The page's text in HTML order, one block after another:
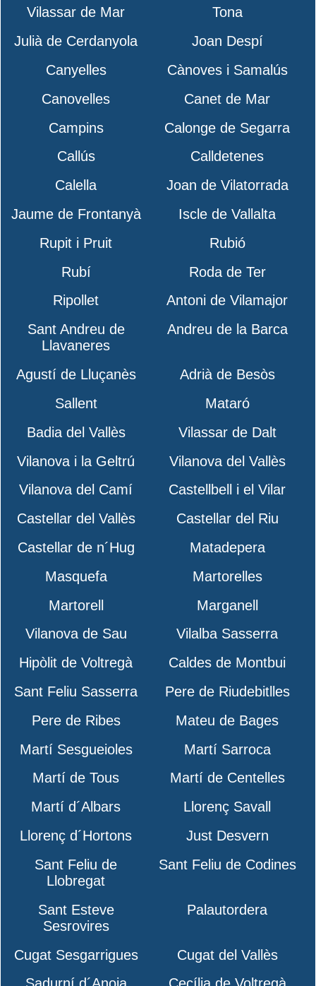
Vilassar de Mar
Tona
Julià de Cerdanyola
Joan Despí
Canyelles
Cànoves i Samalús
Canovelles
Canet de Mar
Campins
Calonge de Segarra
Callús
Calldetenes
Calella
Joan de Vilatorrada
Jaume de Frontanyà
Iscle de Vallalta
Rupit i Pruit
Rubió
Rubí
Roda de Ter
Ripollet
Antoni de Vilamajor
Sant Andreu de
Llavaneres
Andreu de la Barca
Agustí de Lluçanès
Adrià de Besòs
Sallent
Mataró
Badia del Vallès
Vilassar de Dalt
Vilanova i la Geltrú
Vilanova del Vallès
Vilanova del Camí
Castellbell i el Vilar
Castellar del Vallès
Castellar del Riu
Castellar de n´Hug
Matadepera
Masquefa
Martorelles
Martorell
Marganell
Vilanova de Sau
Vilalba Sasserra
Hipòlit de Voltregà
Caldes de Montbui
Sant Feliu Sasserra
Pere de Riudebitlles
Pere de Ribes
Mateu de Bages
Martí Sesgueioles
Martí Sarroca
Martí de Tous
Martí de Centelles
Martí d´Albars
Llorenç Savall
Llorenç d´Hortons
Just Desvern
Sant Feliu de
Llobregat
Sant Feliu de Codines
Sant Esteve
Sesrovires
Palautordera
Cugat Sesgarrigues
Cugat del Vallès